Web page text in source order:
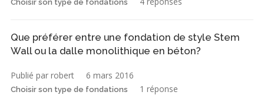
Choisir son type de fondations
Que préférer entre une fondation de style Stem
Wall ou la dalle monolithique en béton?
Publié par robert 6 mars 2016
Choisir son type de fondations 1 réponse